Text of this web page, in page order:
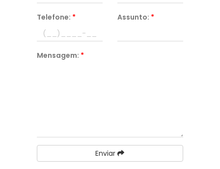
Telefone: * Assunto: *
Mensagem: *
Enviar